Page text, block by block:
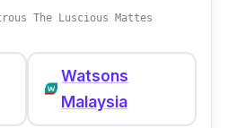
The Luscious Mattes
Watsons
Malaysia